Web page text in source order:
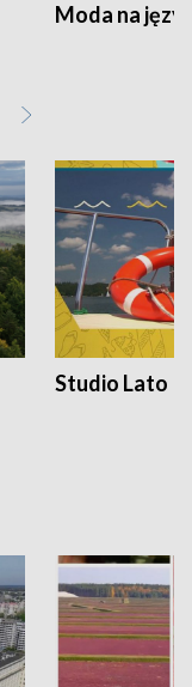
Moda na
Studio Lato